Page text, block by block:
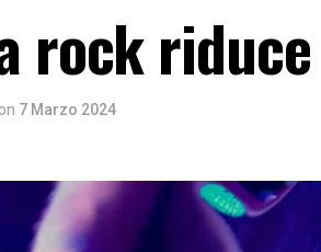
rock
on 7 Marzo 2024